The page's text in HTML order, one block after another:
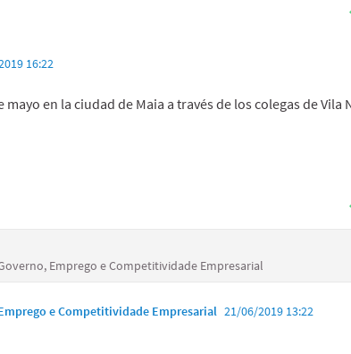
16:22
en la ciudad de Maia a través de los colegas de Vila
Emprego e Competitividade Empresarial
e Competitividade Empresarial 21/06/2019 13:22